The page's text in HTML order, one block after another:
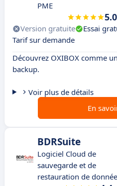
PME
5.0
Version gratuite Essai
Tarif sur demande
Découvrez OXIBOX comme
backup.
Voir plus de détails
En
BDRSuite
Logiciel Cloud de
sauvegarde et de
restauration de